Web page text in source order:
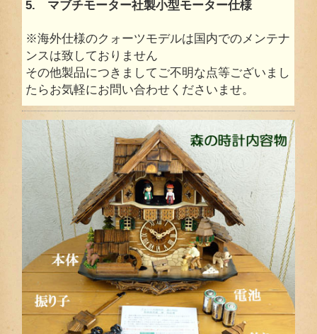
5. マブチモーター社製小型モーター仕様
※海外仕様のクォーツモデルは国内でのメンテナ
ンスは致しておりません
その他製品につきましてご不明な点等ございまし
たらお気軽にお問い合わせくださいませ。